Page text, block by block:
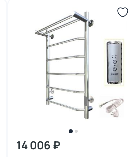
14 006 ₽